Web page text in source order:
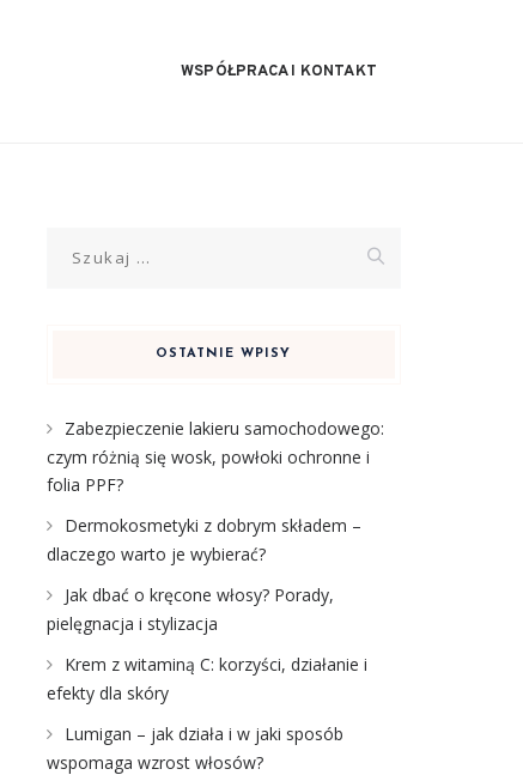
WSPÓŁPRACA I KONTAKT
OSTATNIE WPISY
Zabezpieczenie lakieru samochodowego:
czym różnią się wosk, powłoki ochronne i
folia PPF?
Dermokosmetyki z dobrym składem –
dlaczego warto je wybierać?
Jak dbać o kręcone włosy? Porady,
pielęgnacja i stylizacja
Krem z witaminą C: korzyści, działanie i
efekty dla skóry
Lumigan – jak działa i w jaki sposób
wspomaga wzrost włosów?